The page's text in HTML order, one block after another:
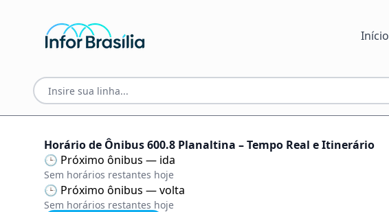
Início
Horário de Ônibus 600.8 Planaltina – Tempo Real e Itinerário
🕒 Próximo ônibus — ida
Sem horários restantes hoje
🕒 Próximo ônibus — volta
Sem horários restantes hoje